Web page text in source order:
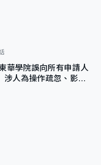
華學院誤向所有申請人
人為操作疏忽、影響